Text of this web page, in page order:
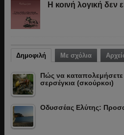
Η κοινή λογική δεν
Δημοφιλή Με σχόλια
Πώς να καταπολεμήσετε
σερσέγκια (σκούρκοι)
Οδυσσέας Ελύτης: